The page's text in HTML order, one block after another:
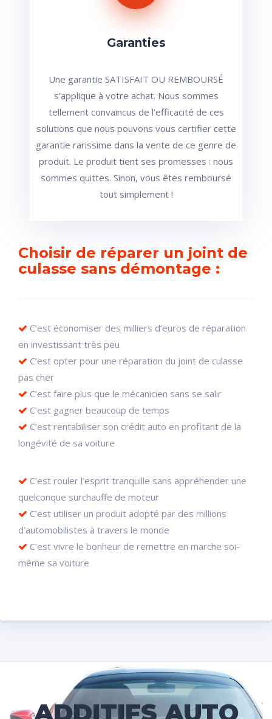
Garanties
Une garantie SATISFAIT OU REMBOURSÉ
s’applique à votre achat. Nous sommes
tellement convaincus de l’efficacité de ces
solutions que nous pouvons vous certifier cette
garantie rarissime dans la vente de ce genre de
produit. Le produit tient ses promesses : nous
sommes quittes. Sinon, vous êtes remboursé
tout simplement !
Choisir de réparer un joint de
culasse sans démontage :
C’est économiser des milliers d’euros de réparation
en investissant très peu
C’est opter pour une réparation du joint de culasse
pas cher
C’est faire plus que le mécanicien sans se salir
C’est gagner beaucoup de temps
C’est rentabiliser son crédit auto en profitant de la
longévité de sa voiture
C’est rouler l’esprit tranquille sans appréhender une
quelconque surchauffe de moteur
C’est utiliser un produit adopté par des millions
d’automobilistes à travers le monde
C’est vivre le bonheur de remettre en marche soi-
même sa voiture
ADDITIFS AUTO